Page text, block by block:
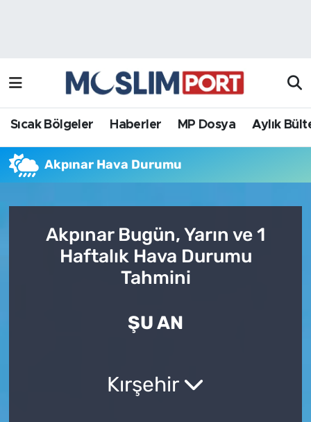
Sıcak Bölgeler Haberler MP Dosya Aylık
Akpınar Hava Durumu
Akpınar Bugün, Yarın ve 1
Haftalık Hava Durumu
Tahmini
ŞU AN
Kırşehir
Haberler
MP Dosya
Röportaj Haber
Aylık Bülten